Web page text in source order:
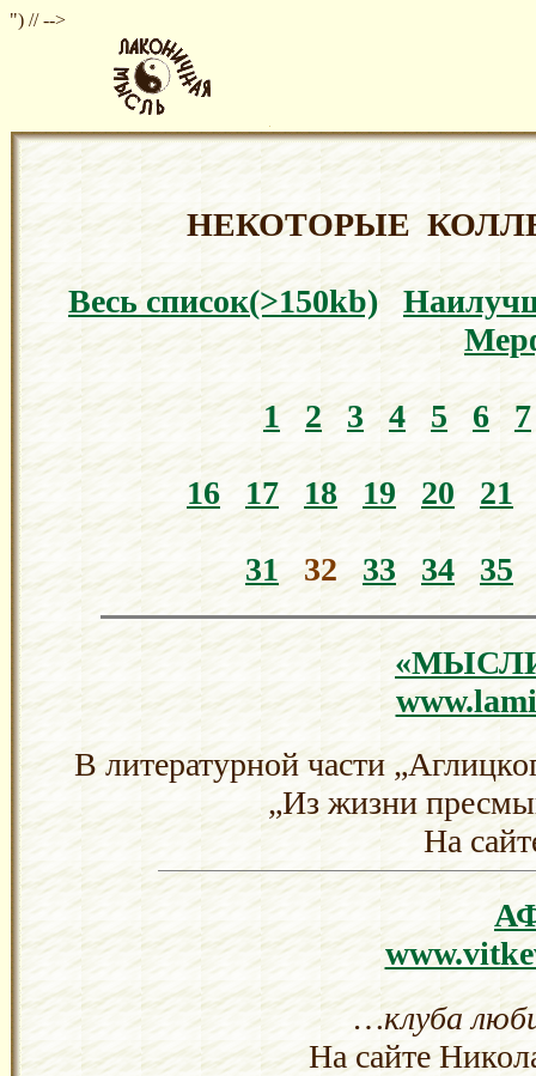
") // -->
НЕКОТОРЫЕ
Весь список(>150kb)
1 2 3 4 5 6 7
16 17 18 19 20 21
31 32 33 34 35
В литературной части
„Из жизни
На
…клуба
На сайте